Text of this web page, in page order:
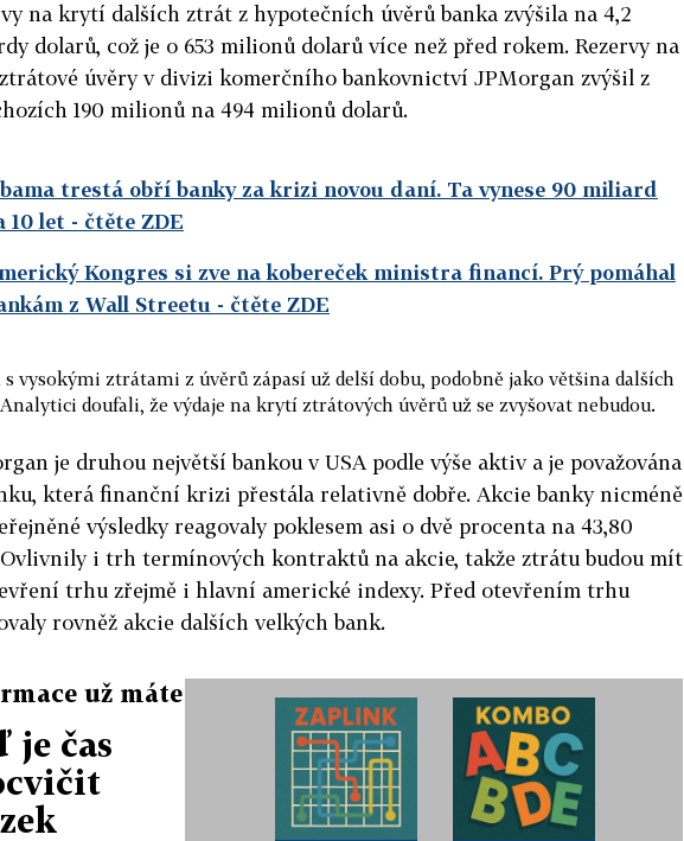
na krytí dalších ztrát z hypotečních úvěrů banka zvýšila na 4,2
dolarů, což je o 653 milionů dolarů více než před rokem. Rezervy na
úvěry v divizi komerčního bankovnictví JPMorgan zvýšil z
190 milionů na 494 milionů dolarů.
trestá obří banky za krizi novou daní. Ta vynese 90 miliard
10 let - čtěte ZDE
Kongres si zve na kobereček ministra financí. Prý pomáhal
z Wall Streetu - čtěte ZDE
s vysokými ztrátami z úvěrů zápasí už delší dobu, podobně jako většina dalších
doufali, že výdaje na krytí ztrátových úvěrů už se zvyšovat nebudou.
je druhou největší bankou v USA podle výše aktiv a je považována
která finanční krizi přestála relativně dobře. Akcie banky nicméně
výsledky reagovaly poklesem asi o dvě procenta na 43,80
Ovlivnily i trh termínových kontraktů na akcie, takže ztrátu budou mít
trhu zřejmě i hlavní americké indexy. Před otevřením trhu
rovněž akcie dalších velkých bank.
už máte
je čas